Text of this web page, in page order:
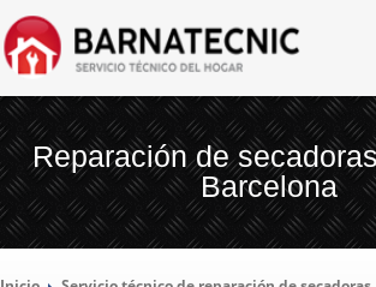
SERVICIO TÉCNICO BARCELONA
LAEMPRESA
Reparación de
Barcelona